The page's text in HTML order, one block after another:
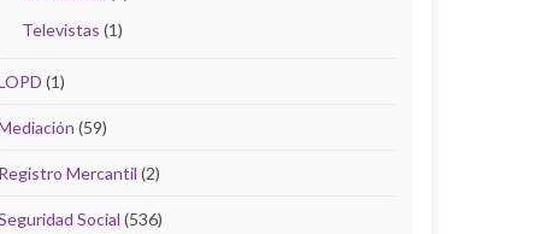
Televistas (1)
(1)
(59)
Registro Mercantil (2)
Social (536)